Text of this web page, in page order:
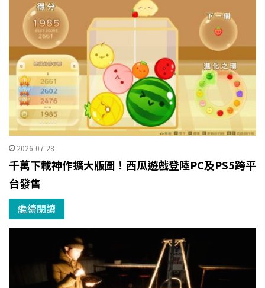
2026-07-28
千萬下載神作擴大版圖！西瓜遊戲登陸PC及PS5跨平
台發售
繼續閱讀